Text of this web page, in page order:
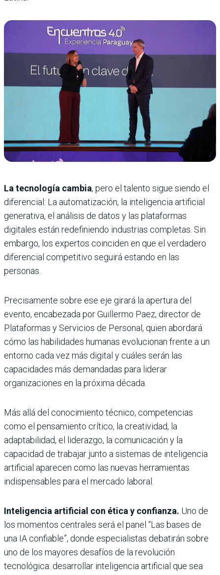
La tecnología cambia, pero el talento sigue siendo el
diferencial: La automatización, la inteligencia artificial
generativa, el análisis de datos y las plataformas
digitales están redefiniendo industrias completas. Sin
embargo, los expertos coinciden en que el verdadero
diferencial competitivo seguirá estando en las
personas.
Precisamente sobre ese eje girará la apertura del
evento, encabezada por Guillermo Paez, director de
Plataformas y Servicios de Personal, quien abordará
cómo las habilidades humanas evolucionan frente a un
entorno cada vez más digital y cuáles serán las
capacidades más demandadas para liderar
organizaciones en la próxima década.
Más allá del conocimiento técnico, competencias
como el pensamiento crítico, la creatividad, la
adaptabilidad, el liderazgo, la comunicación y la
capacidad de trabajar junto a sistemas de inteligencia
artificial aparecen como las nuevas herramientas
indispensables para el mercado laboral.
Inteligencia artificial con ética y confianza. Uno de
los momentos centrales será el panel “Las bases de
una IA confiable”, donde especialistas debatirán sobre
uno de los mayores desafíos de la revolución
tecnológica: desarrollar inteligencia artificial que sea